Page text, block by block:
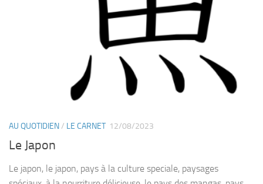
AU QUOTIDIEN/ LE CARNET 12/08/2023
Le Japon
Le japon, le japon, pays à la culture speciale, paysages